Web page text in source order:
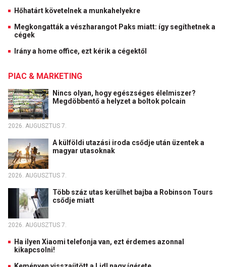
Hőhatárt követelnek a munkahelyekre
Megkongatták a vészharangot Paks miatt: így segíthetnek a
cégek
Irány a home office, ezt kérik a cégektől
PIAC & MARKETING
Nincs olyan, hogy egészséges élelmiszer?
Megdöbbentő a helyzet a boltok polcain
2026. AUGUSZTUS 7.
A külföldi utazási iroda csődje után üzentek a
magyar utasoknak
2026. AUGUSZTUS 7.
Több száz utas kerülhet bajba a Robinson Tours
csődje miatt
2026. AUGUSZTUS 7.
Ha ilyen Xiaomi telefonja van, ezt érdemes azonnal
kikapcsolni!